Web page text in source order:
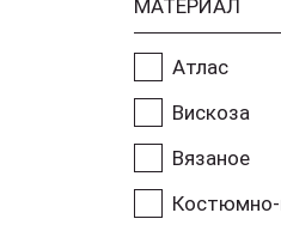
МАТЕРИАЛ
Атлас
Вискоза
Вязаное
Костюмно-